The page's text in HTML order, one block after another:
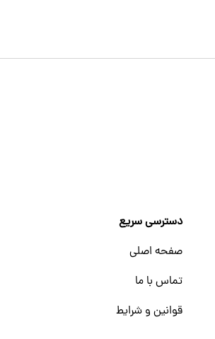
دسترسی سریع
صفحه اصلی
تماس با ما
قوانین و شرایط